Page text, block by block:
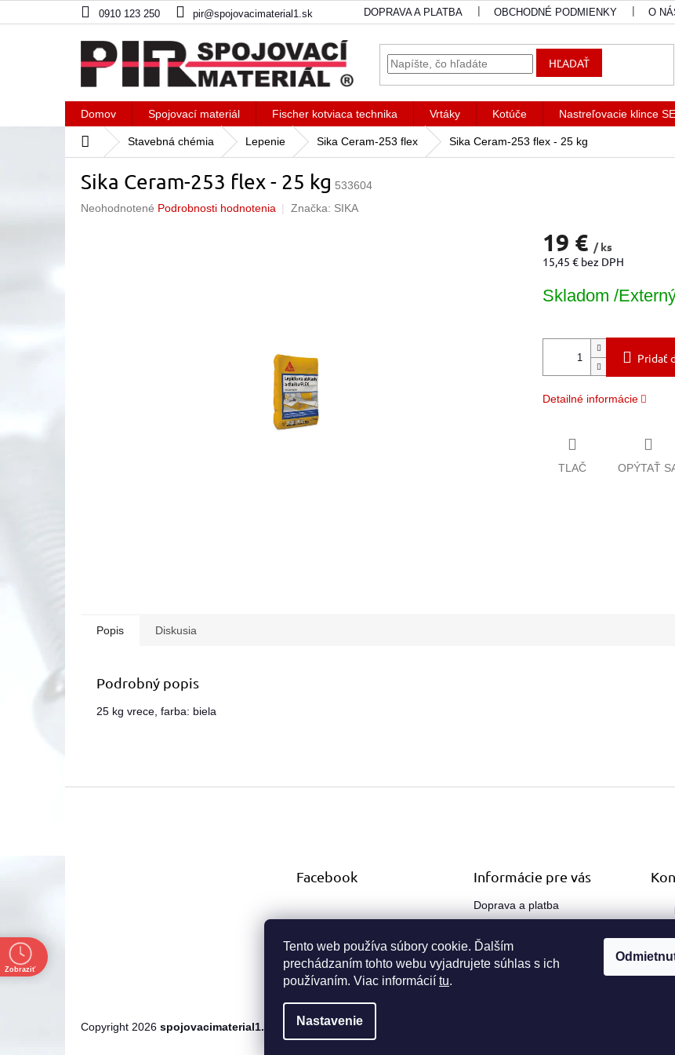
Tento web používa súbory cookie. Ďalším
prechádzaním tohto webu vyjadrujete súhlas s ich
používaním. Viac informácií tu.
Nastavenie
na
0910 123 250 pir@spojovacimaterial1.sk DOPRAVA A PLATBA OBCHODNÉ PODMIENKY O
HĽADAŤ
Domov Spojovací materiál Fischer kotviaca technika Vrtáky Kotúče Nastreľovacie klince
DomovStavebná chémia Lepenie Sika Ceram-253 flex Sika Ceram-253 flex - 25 kg
Sika Ceram-253 flex - 25 kg 533604
Priemerné
Neohodnotené Podrobnosti hodnotenia Značka: SIKA
19 € / ks
15,45 € bez DPH
cena:
Skladom /
Pridať
Detailné informácie
TLAČ OPÝTAŤ
Popis Diskusia
Podrobný popis
25 kg vrece, farba: biela
Facebook Informácie pre vás
Doprava a platba
O nás
Kontakty
Copyright 2026 spojovacimaterial1.sk . Všetky práva vyhradené.
Zobraziť